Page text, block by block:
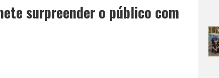
surpreender o público com